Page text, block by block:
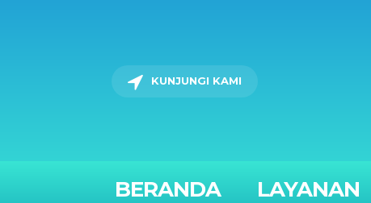
KUNJUNGI KAMI
BERANDA LAYANAN